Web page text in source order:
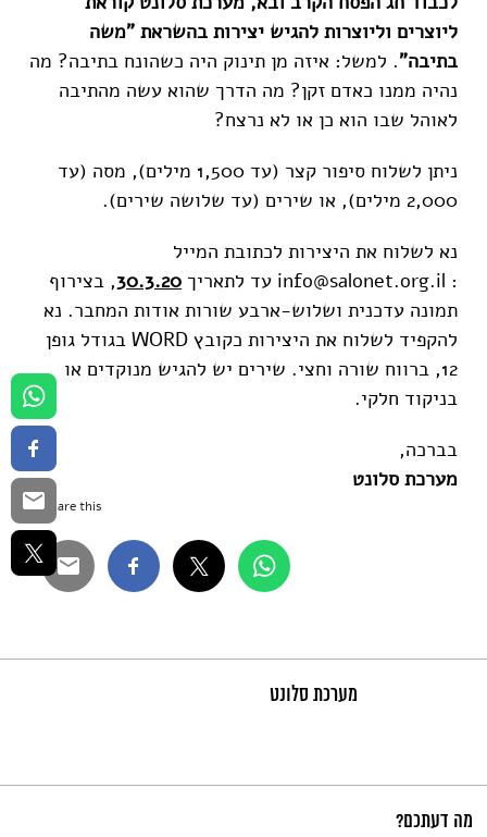
ליוצרים וליוצרות להגיש יצירות בהשראת "משה
בתיבה". למשל: איזה מן תינוק היה כשהונח בתיבה? מה
נהיה ממנו כאדם זקן? מה הדרך שהוא עשה מהתיבה
לאוהל שבו הוא כן או לא נרצח?
ניתן לשלוח סיפור קצר (עד 1,500 מילים), מסה (עד
2,000 מילים), או שירים (עד שלושה שירים).
נא לשלוח את היצירות לכתובת המייל
: info@salonet.org.il עד לתאריך
30.3.20, בצירוף
תמונה עדכנית ושלוש-ארבע שורות אודות המחבר. נא
להקפיד לשלוח את היצירות כקובץ WORD בגודל גופן
12, ברווח שורה וחצי. שירים יש להגיש מנוקדים או
בניקוד חלקי.
בברכה,
מערכת סלונט
Share this...
מערכת סלונט
מה דעתכם?